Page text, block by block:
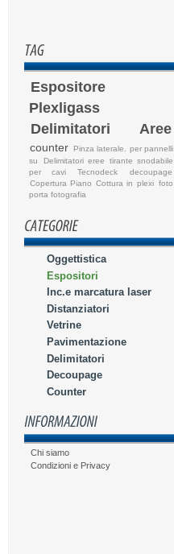
Espositore
Plexligass
Delimitatori Aree
counter
Pinza laterale. per pannelli
su
Delimitatori eree
tirante snodabile
per cavi
Tecnodeck
decoupage
Copertura Piano Cottura in plexi foto
porta fotografia
Oggettistica
Espositori
Inc.e marcatura laser
Distanziatori
Vetrine
Pavimentazione
Delimitatori
Decoupage
Counter
Chi siamo
Condizioni e Privacy